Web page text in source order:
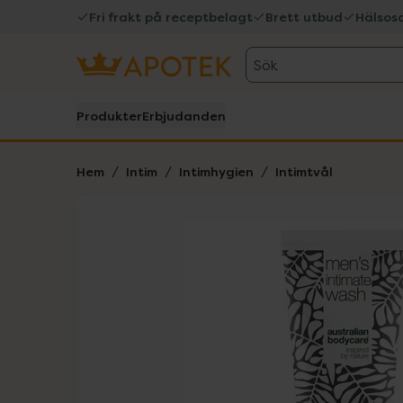
Fri frakt på receptbelagt Brett utbud
Sök
ProdukterErbjudanden
Hem Intim Intimhygien Intimtvål
Lista: . Innehåller 1 objekt.